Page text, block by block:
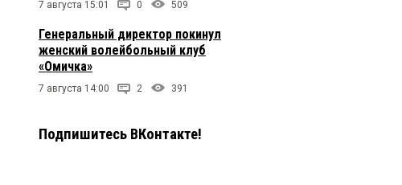
7 августа 15:01 0 509
Генеральный директор покинул
женский волейбольный клуб
«Омичка»
7 августа 14:00 2 391
Подпишитесь ВКонтакте!